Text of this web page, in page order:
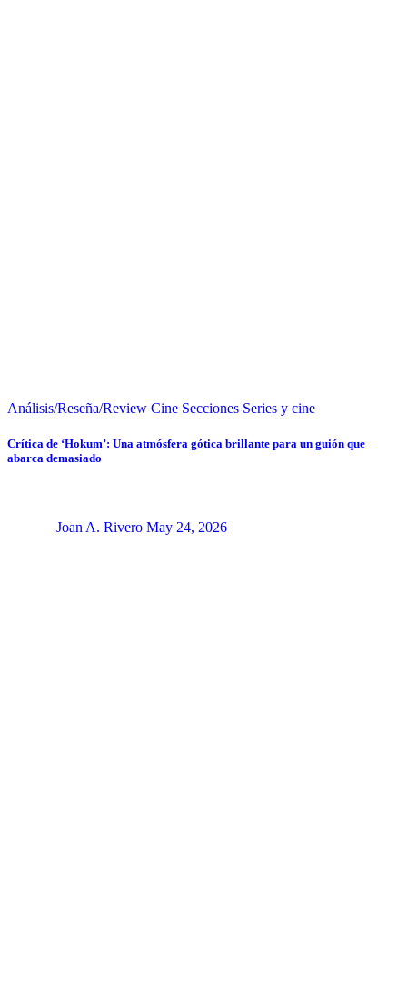
Análisis/Reseña/Review Cine Secciones Series y cine
Crítica de ‘Hokum’: Una atmósfera gótica brillante para un guión que
abarca demasiado
Joan A. Rivero May 24, 2026